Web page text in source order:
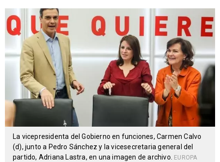
La vicepresidenta del Gobierno en funciones, Carmen Calvo
(d), junto a Pedro Sánchez y la vicesecretaria general del
partido, Adriana Lastra, en una imagen de archivo.
EUROPA